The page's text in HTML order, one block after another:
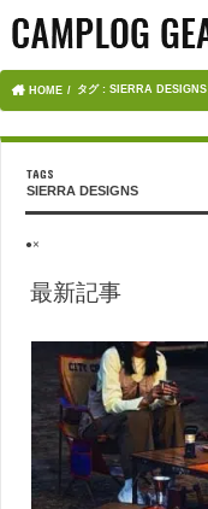
HOME タグ : SIERRA DESIGNS
SIERRA DESIGNS
●×
最新記事